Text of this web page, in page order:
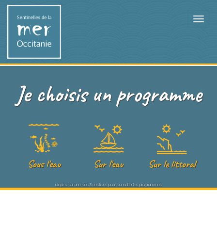
cliquez sur une des 3 sections pour consulter les programmes
Je choisis un programme
Sous l'eau Sur l'eau Sur le littoral